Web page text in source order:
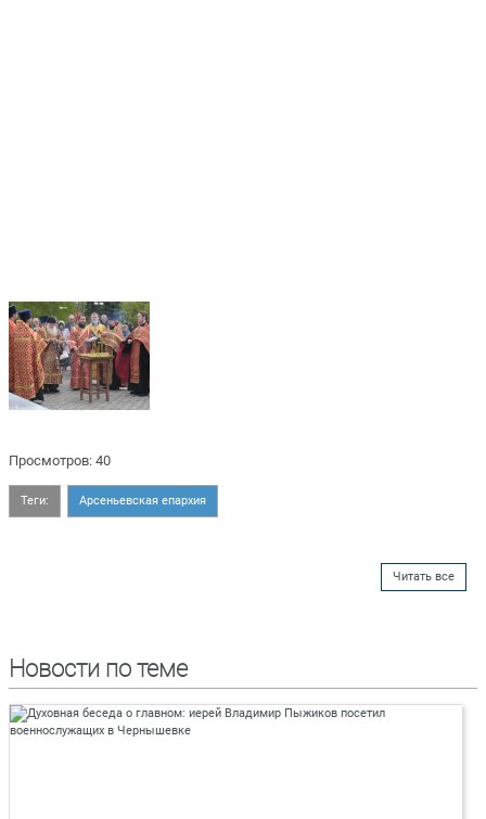
Просмотров: 40
Теги: Арсеньевская епархия
Читать все
Новости по теме